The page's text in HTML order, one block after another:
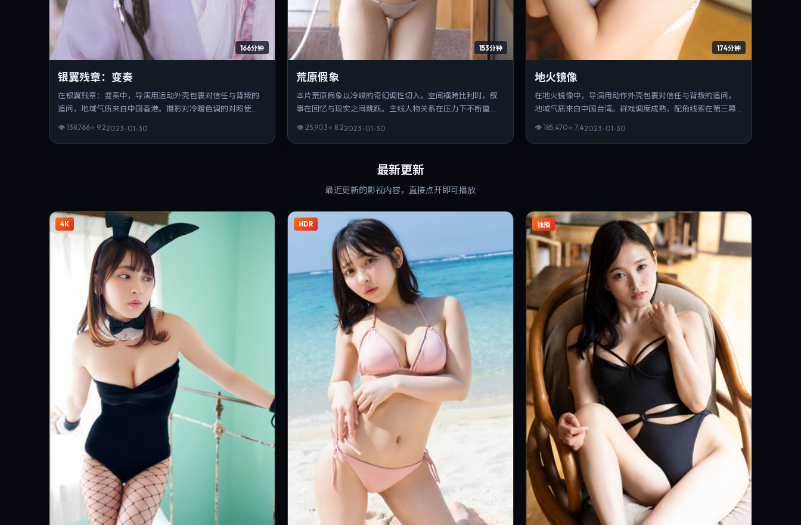
166分钟
银翼残章：变奏
在银翼残章：变奏中，导演用运动外壳包裹对信任与背叛的
追问，地域气质来自中国香港。摄影对冷暖色调的对照使
👁 138,766⭐ 9.22023-01-30
153分钟
荒原假象
本片荒原假象以冷峻的奇幻调性切入，空间横跨比利时，叙
事在回忆与现实之间跳跃。主线人物关系在压力下不断重
👁 25,903⭐ 8.22023-01-30
174分钟
地火镜像
在地火镜像中，导演用动作外壳包裹对信任与背叛的追问，
地域气质来自中国台湾。群戏调度成熟，配角线索在第三幕
👁 185,470⭐ 7.42023-01-30
最新更新
最近更新的影视内容，直接点开即可播放
4K HDR 独播